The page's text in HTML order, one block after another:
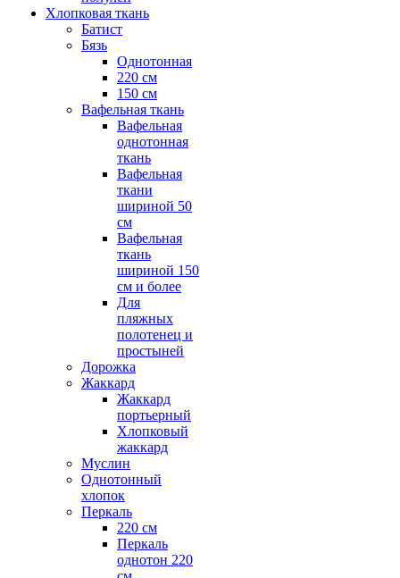
Хлопковая ткань
Батист
Бязь
Однотонная
220 см
150 см
Вафельная ткань
Вафельная
однотонная
ткань
Вафельная
ткани
шириной 50
см
Вафельная
ткань
шириной 150
см и более
Для
пляжных
полотенец и
простыней
Дорожка
Жаккард
Жаккард
портьерный
Хлопковый
жаккард
Муслин
Однотонный
хлопок
Перкаль
220 см
Перкаль
однотон 220